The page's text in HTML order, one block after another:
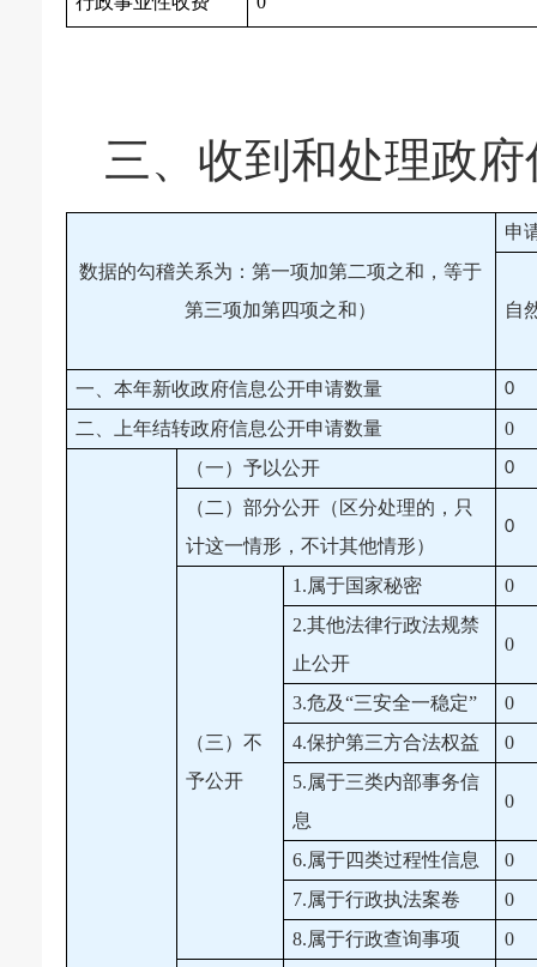
三、收到和处理政
数据的勾稽关系为：第一项加第二项之和，等于
第三项加第四项之和）
申
自
一、本年新收政府信息公开申请数量 0
二、上年结转政府信息公开申请数量 0
（一）予以公开 0
（二）部分公开（区分处理的，只
计这一情形，不计其他情形）
0
（三）不
予公开
1.属于国家秘密
0
2.其他法律行政法规禁
止公开
0
3.危及“三安全一稳定”
0
4.保护第三方合法权益
0
5.属于三类内部事务信
息
0
6.属于四类过程性信息
0
7.属于行政执法案卷
0
8.属于行政查询事项
0